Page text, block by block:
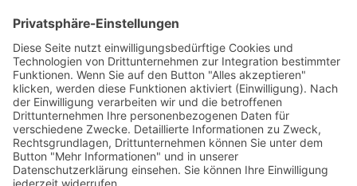
AWO Junge Plattform
AWO Kulturhaus Babelsberg
Arbeit mit Behinderung
AWO Büro Kindermut
Kulturland Brandenburg
AWO Selbsthilfe
AWO eLearning
Kultur für JEDEN
AWO 1plus9
Dachverband Freie Suchtselbsthilfe
© 1990 - 2026 Arbeiterwohlfahrt Bezirksverband Potsdam e. V.